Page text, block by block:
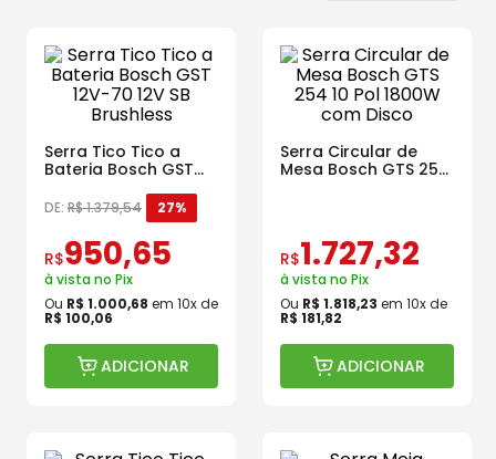
Serra Tico Tico a
Bateria Bosch GST
Brushless
DE: R$1.379,54 27%
R$950,65
à vista no Pix
Ou R$ 1.000,68 em 10x de
R$ 100,06
ADICIONAR
Serra Circular de
Mesa Bosch GTS 254
R$1.727,32
à vista no Pix
Ou R$ 1.818,23 em 10x de
R$ 181,82
ADICIONAR